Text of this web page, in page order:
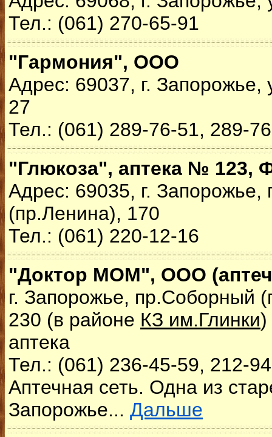
Тел.: (061) 270-65-91
"Гармония", ООО
Адрес: 69037, г. Запорожье,
27
Тел.: (061) 289-76-51, 289-
"Глюкоза", аптека № 123,
Адрес: 69035, г.
(пр.Ленина), 170
Тел.: (061) 220-12-16
"Доктор МОМ", ООО
г. Запорожье, пр.Соборный
230 (в районе КЗ им.Глинки)
аптека
Тел.: (061) 236-45-59, 212-
Аптечная сеть. Одна из
Запорожье... Дальше